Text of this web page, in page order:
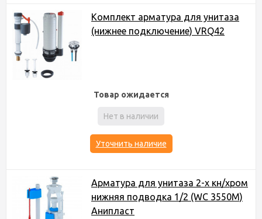
Комплект арматура для унитаза
(нижнее подключение) VRQ42
Товар ожидается
Нет в наличии
Уточнить наличие
Арматура для унитаза 2-х кн/хром
нижняя подводка 1/2 (WC 3550M)
Анипласт